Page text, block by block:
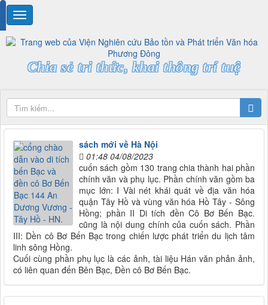
Chia sẻ tri thức, khai thông trí tuệ
sách mới về Hà Nội
01:48 04/08/2023
cuốn sách gồm 130 trang chia thành hai phần
chính văn và phụ lục. Phần chính văn gồm ba
mục lớn: I Vài nét khái quát về địa văn hóa
quận Tây Hồ và vùng văn hóa Hồ Tây - Sông
Hồng; phần II Di tích đền Cô Bơ Bến Bạc.
cũng là nội dung chính của cuốn sách. Phần
III: Dền cô Bơ Bến Bạc trong chiến lược phát triển du lịch tâm
linh sông Hồng.
Cuối cùng phần phụ lục là các ảnh, tài liệu Hán văn phản ảnh,
có liên quan đến Bên Bạc, Đền cô Bơ Bến Bạc.